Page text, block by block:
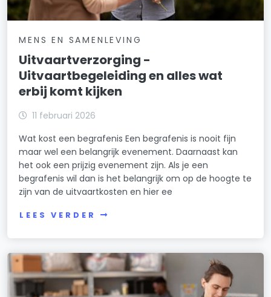
MENS EN SAMENLEVING
Uitvaartverzorging -
Uitvaartbegeleiding en alles wat
erbij komt kijken
11 februari 2026
Wat kost een begrafenis Een begrafenis is nooit fijn
maar wel een belangrijk evenement. Daarnaast kan
het ook een prijzig evenement zijn. Als je een
begrafenis wil dan is het belangrijk om op de hoogte te
zijn van de uitvaartkosten en hier ee
LEES VERDER